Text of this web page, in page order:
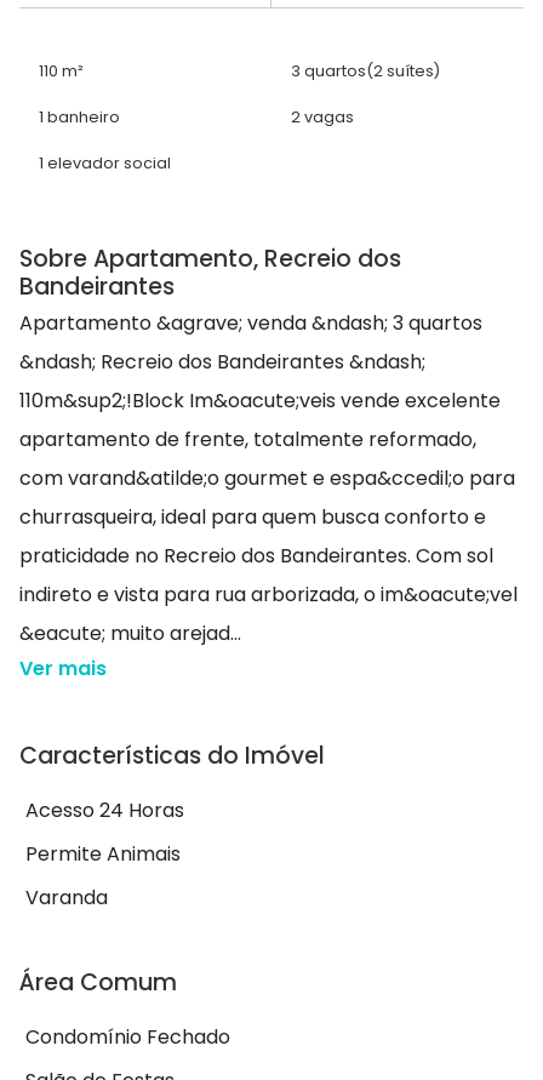
110 m² 3 quartos(2 suítes)
1 banheiro 2 vagas
1 elevador social
Sobre Apartamento, Recreio dos
Bandeirantes
Apartamento &agrave; venda &ndash; 3 quartos
&ndash; Recreio dos Bandeirantes &ndash;
110m&sup2;!Block Im&oacute;veis vende excelente
apartamento de frente, totalmente reformado,
com varand&atilde;o gourmet e espa&ccedil;o para
churrasqueira, ideal para quem busca conforto e
praticidade no Recreio dos Bandeirantes. Com sol
indireto e vista para rua arborizada, o im&oacute;vel
&eacute; muito arejad...
Ver mais
Características do Imóvel
Acesso 24 Horas
Permite Animais
Varanda
Área Comum
Condomínio Fechado